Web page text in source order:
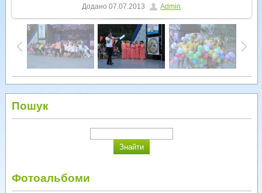
Додано 07.07.2013 Admin
Пошук
Фотоальбоми